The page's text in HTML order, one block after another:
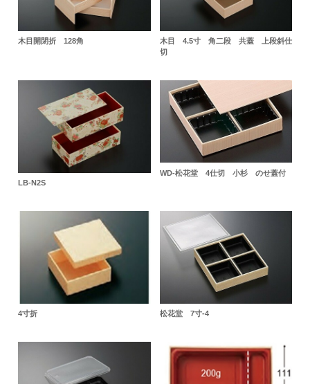
木目開閉折 128角
木目 4.5寸 角二段 共蓋 上段斜仕
切
LB-N2S
WD-松花堂 4仕切 小杉 のせ蓋付
4寸折 松花堂 7寸-4